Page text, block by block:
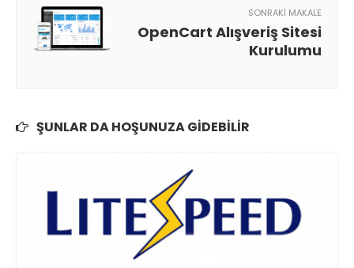
SONRAKI MAKALE
OpenCart Alışveriş Sitesi
Kurulumu
ŞUNLAR DA HOŞUNUZA GIDEBILIR